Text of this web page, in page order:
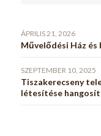
ÁPRILIS 21, 2026
Művelődési Ház
SZEPTEMBER 10, 2025
Tiszakerecseny
létesítése